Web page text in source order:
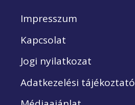
Impresszum
Kapcsolat
Jogi nyilatkozat
Adatkezelési tájékoztató